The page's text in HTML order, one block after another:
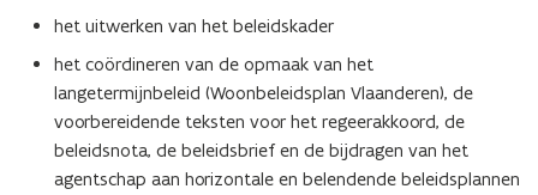
het uitwerken van het beleidskader
het coördineren van de opmaak van het
langetermijnbeleid (Woonbeleidsplan Vlaanderen), de
voorbereidende teksten voor het regeerakkoord, de
beleidsnota, de beleidsbrief en de bijdragen van het
agentschap aan horizontale en belendende beleidsplannen